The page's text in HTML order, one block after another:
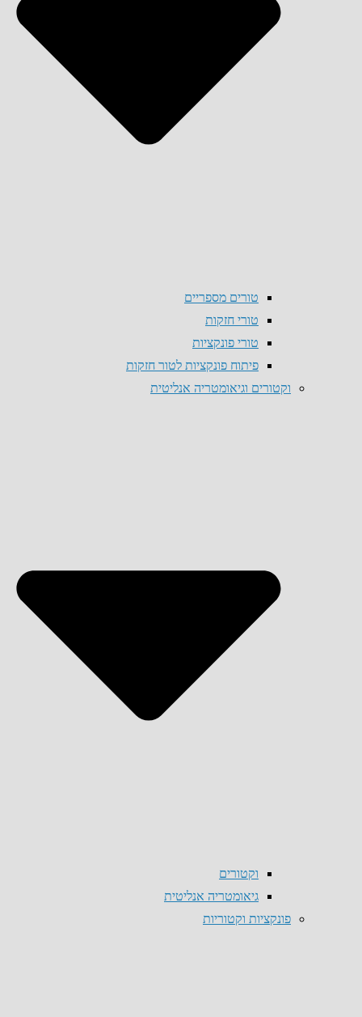
טורים מספריים
טורי חזקות
טורי פונקציות
פיתוח פונקציות לטור חזקות
וקטורים וגיאומטריה אנליטית
וקטורים
גיאומטריה אנליטית
פונקציות וקטוריות